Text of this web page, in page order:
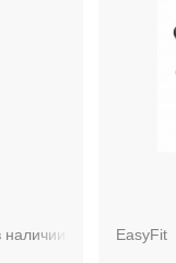
наличии EasyFit